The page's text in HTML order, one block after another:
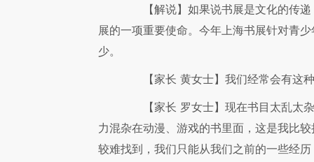
【解说】 如果说书展是文化的传
展的一项重要使命。今年上海书展针对青
少。
【家长 黄女士】 我们经常会有这
【家长 罗女士】 现在书目太乱太
力混杂在动漫、游戏的书里面，这是我比
较难找到，我们只能从我们之前的一些经